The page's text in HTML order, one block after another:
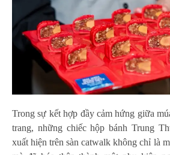
Trong sự kết hợp đầy cảm hứng giữa
trang, những chiếc hộp bánh Trung
xuất hiện trên sàn catwalk không chỉ là